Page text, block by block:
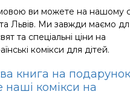
ви можете на нашому
Львів. Ми завжди маємо
та спеціальні ціни на
комікси для дітей.
книга на подарунок
наші комікси на